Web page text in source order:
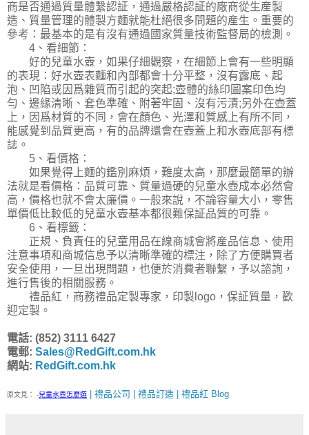
商是否通過質量體繫認証，通過嚴格認証的廠商從生産製
造、質量管理的體製方麵就能杜絕很多問題的産生。重要的
參考：最基本的是有沒有通過國家質量技術監督局的檢測。
4、看細節：
好的兒童水壺，如果仔細觀察，在細節上會有一些明顯
的表現：好水壺表麵和內部都會十分平整，沒有露底、起
泡、凹陷或因爲雜質而引起的突起;壺體的絲印圖案印色均
勻、邊緣清晰、套色準確、附著牢固、沒有污漬;另外在壺蓋
上，因爲材質的不同，會在顏色、光澤和質感上有所不同，
能感覺到品質更高，有的品牌還會在壺蓋上和水壺底部有標
誌。
5、看價格：
如果覺得上麵的鑑別麻煩，難度太高，那麼最簡單的辦
法就是看價格：品質可靠、質量過硬的兒童水壺成本必然會
高，價格也就不會太廉價。一般來說，不論容量大小，零售
單價低比較低的兒童水壺基本都很難保証品質的可靠。
6、看標籤：
正規、負責任的兒童用品在線商城會將産品信息、使用
注意事項和商城信息予以清晰準確的標注，除了方便購買者
安全使用，一旦出現問題，也便於消費者聯繫，予以諮詢，
進行售後的相關服務。
禮品紅，商務禮品定製專家，印製logo，保証質量，歡
迎定製。
電話: (852) 3111 6427
電郵: Sales@RedGift.com.hk
網站: RedGift.com.hk
原文見： -兒童水壺怎麼選 | 禮品公司 | 禮品訂造 | 禮品紅 Blog